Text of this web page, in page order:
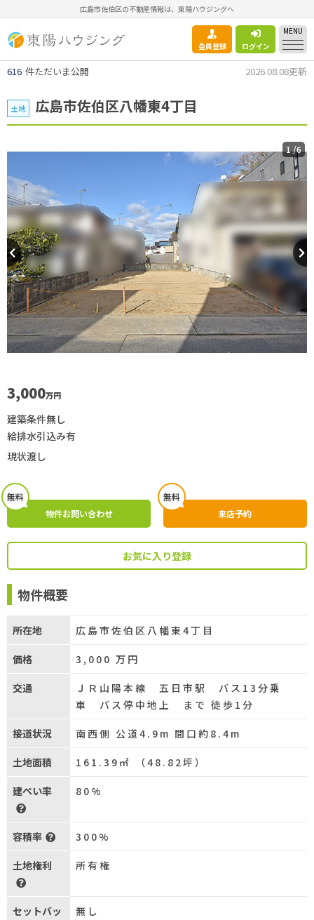
広島市佐伯区の不動産情報は、東陽ハウジングへ
会員登録 ログイン
MENU
616 件ただいま公開 2026.08.08更新
土地 広島市佐伯区八幡東4丁目
1/6
3,000万円
建築条件無し
給排水引込み有
現状渡し
無料
物件お問い合わせ
無料
来店予約
お気に入り登録
物件概要
所在地 広島市佐伯区八幡東4丁目
価格 3,000 万円
交通
ＪＲ山陽本線 五日市駅 バス13分乗
車 バス停中地上 まで 徒歩1分
接道状況 南西側 公道4.9m 間口約8.4m
土地面積 161.39㎡ （48.82坪）
建ぺい率 80%
容積率 300%
土地権利 所有権
セットバッ
無し